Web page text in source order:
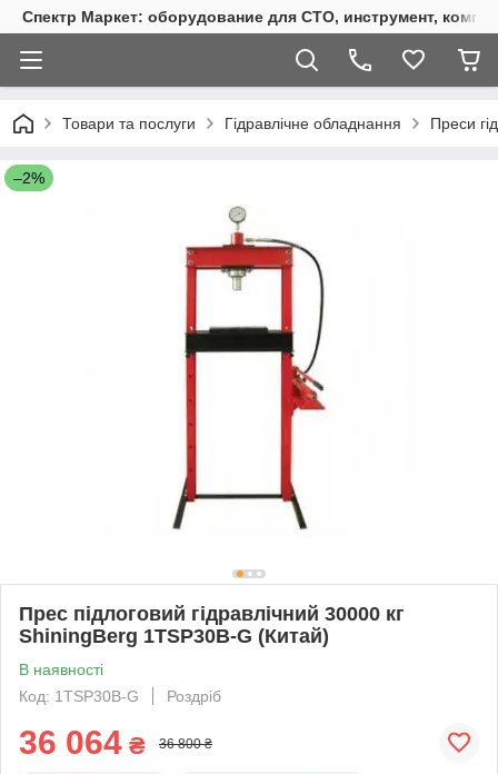
Спектр Маркет: оборудование для СТО, инструмент,
Товари та послуги Гідравлічне обладнання Преси
–2%
Прес підлоговий гідравлічний 30000 кг
ShiningBerg 1TSP30B-G (Китай)
В наявності
Код: 1TSP30B-G
Роздріб
36 064 ₴ 36 800 ₴